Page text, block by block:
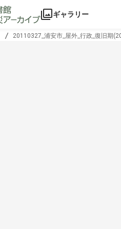
ギャラリー
20110327_浦安市_屋外_行政_復旧期